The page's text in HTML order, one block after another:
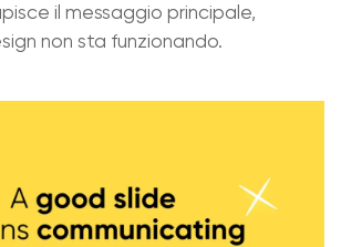
il messaggio principale,
non sta funzionando.